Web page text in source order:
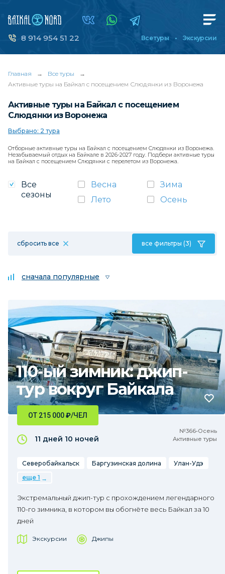
8 914 954 51 22 Все туры Экскурсии
Главная → Все туры
→
Активные туры на Байкал с посещением Слюдянки из Воронежа
Активные туры на Байкал с посещением
Слюдянки из Воронежа
Выбрано: 2 тура
Отборные активные туры на Байкал с посещением Слюдянки из Воронежа.
Незабываемый отдых на Байкале в 2026-2027 году. Подбери активные туры
на Байкал с посещением Слюдянки с перелетом из Воронежа.
Все
сезоны
Весна
Зима
Лето
Осень
сбросить все все фильтры (3)
сначала популярные
110-ый зимник: джип-
тур вокруг Байкала
№366•Осень
Активные туры
ОТ 215 000₽/ЧЕЛ
11 дней 10 ночей
Северобайкальск Баргузинская долина
Улан-Удэ
еще 1
Экстремальный джип-тур с прохождением легендарного
110-го зимника, в котором вы обогнёте весь Байкал за 10
дней
Экскурсии Джипы